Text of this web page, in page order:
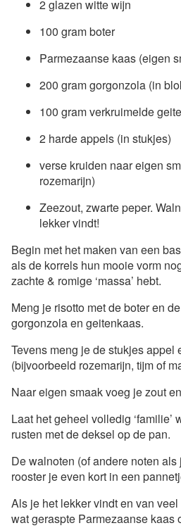
2 glazen witte wijn
100 gram boter
Parmezaanse kaas (eigen
200 gram gorgonzola (in
100 gram verkruimelde
2 harde appels (in stukjes)
verse kruiden naar eigen
rozemarijn)
Zeezout, zwarte peper.
lekker vindt!
Begin met het maken van een
als de korrels hun mooie vorm
zachte & romige ‘massa’ hebt.
Meng je risotto met de boter en
gorgonzola en geitenkaas.
Tevens meng je de stukjes appel
(bijvoorbeeld rozemarijn, tijm of
Naar eigen smaak voeg je zout
Laat het geheel volledig ‘familie’
rusten met de deksel op de pan.
De walnoten (of andere noten
rooster je even kort in een
Als je het lekker vindt en van
wat geraspte Parmezaanse kaas